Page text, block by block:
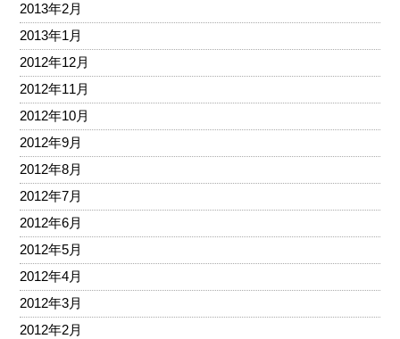
2013年2月
2013年1月
2012年12月
2012年11月
2012年10月
2012年9月
2012年8月
2012年7月
2012年6月
2012年5月
2012年4月
2012年3月
2012年2月